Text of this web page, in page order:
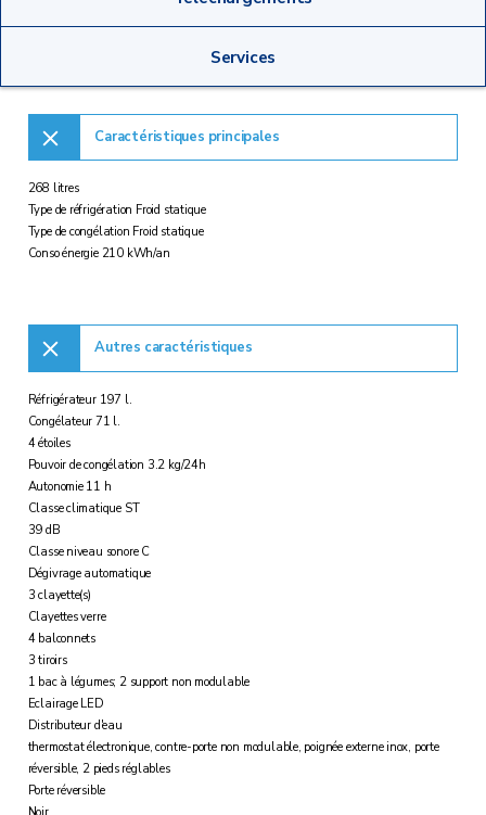
Services
Caractéristiques principales
268 litres
Type de réfrigération Froid statique
Type de congélation Froid statique
Conso énergie 210 kWh/an
Autres caractéristiques
Réfrigérateur 197 l.
Congélateur 71 l.
4 étoiles
Pouvoir de congélation 3.2 kg/24h
Autonomie 11 h
Classe climatique ST
39 dB
Classe niveau sonore C
Dégivrage automatique
3 clayette(s)
Clayettes verre
4 balconnets
3 tiroirs
1 bac à légumes; 2 support non modulable
Eclairage LED
Distributeur d'eau
thermostat électronique, contre-porte non modulable, poignée externe inox, porte
réversible, 2 pieds réglables
Porte réversible